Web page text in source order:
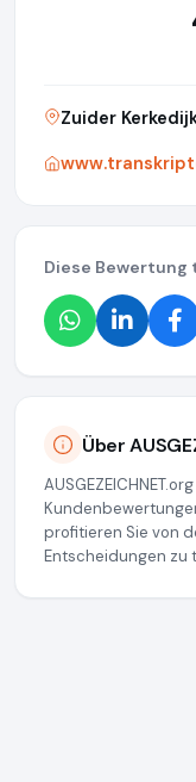
Zuider
Diese Bewertung
Über
profitieren Sie von
Entscheidungen zu